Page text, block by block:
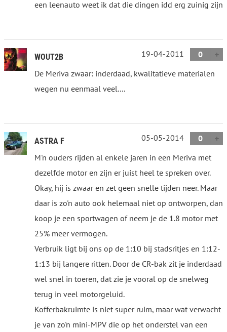
een leenauto weet ik dat die dingen idd erg zuinig zijn
WOUT2B 19-04-2011
0
De Meriva zwaar: inderdaad, kwalitatieve materialen
wegen nu eenmaal veel....
ASTRA F 05-05-2014
0
M'n ouders rijden al enkele jaren in een Meriva met
dezelfde motor en zijn er juist heel te spreken over.
Okay, hij is zwaar en zet geen snelle tijden neer. Maar
daar is zo'n auto ook helemaal niet op ontworpen, dan
koop je een sportwagen of neem je de 1.8 motor met
25% meer vermogen.
Verbruik ligt bij ons op de 1:10 bij stadsritjes en 1:12-
1:13 bij langere ritten. Door de CR-bak zit je inderdaad
wel snel in toeren, dat zie je vooral op de snelweg
terug in veel motorgeluid.
Kofferbakruimte is niet super ruim, maar wat verwacht
je van zo'n mini-MPV die op het onderstel van een